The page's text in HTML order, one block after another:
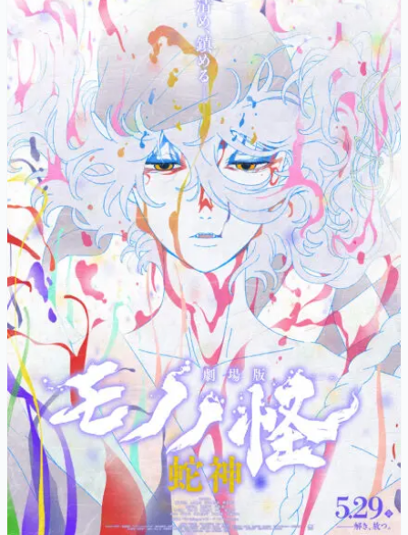
特集記事
マンガ
女性向け
アプリレビュー
その他
電ファミニコゲーマーとは？
運営：株式会社マレ